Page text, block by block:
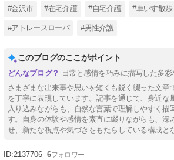
#金沢市 #在宅介護 #自宅介護 #車いす散歩
#アトレースローパ #男性介護
このブログのここがポイント
日常と感情を巧みに描写した多彩
さまざまな出来事や思いを短くも鋭く綴った文章
を丁寧に表現しています。記事を通じて、身近な
入り込みながらも、自然な言葉で理解しやすく描
す。自身の体験や感情を素直に綴りながらも、深
せ、新たな視点や気づきをもたらしている構成と
2137706 6